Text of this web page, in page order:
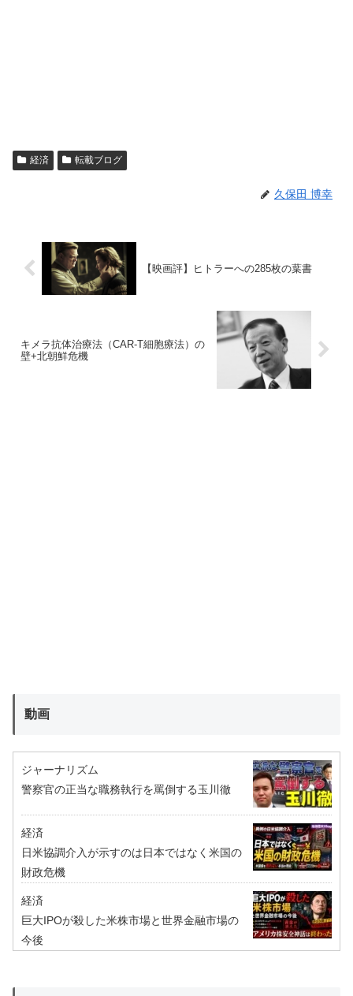
経済 転載ブログ
久保田 博幸
【映画評】ヒトラーへの285枚の葉書
キメラ抗体治療法（CAR-T細胞療法）の
壁+北朝鮮危機
動画
ジャーナリズム
警察官の正当な職務執行を罵倒する玉川徹
経済
日米協調介入が示すのは日本ではなく米国の
財政危機
経済
巨大IPOが殺した米株市場と世界金融市場の
今後